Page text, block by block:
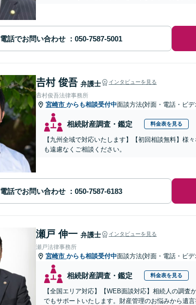
電話でお問い合わせ
𠮷村 俊吾 弁護士 インタビューを見る
𠮷村俊吾法律事務所
宮崎市 からも相談受付中面談方法(対面・電話・ビ
相続財産調査・鑑定 料金表を見る
【九州全域で対応いたします】【初回相談無料】様
も遠慮なくご相談ください。
電話でお問い合わせ
瀬戸 伸一 弁護士 インタビューを見る
瀬戸法律事務所
宮崎市 からも相談受付中面談方法(対面・電話・ビ
相続財産調査・鑑定 料金表を見る
【全国エリア対応】【WEB面談対応】相続人の調
でもサポートいたします。財産管理のお悩みから遺